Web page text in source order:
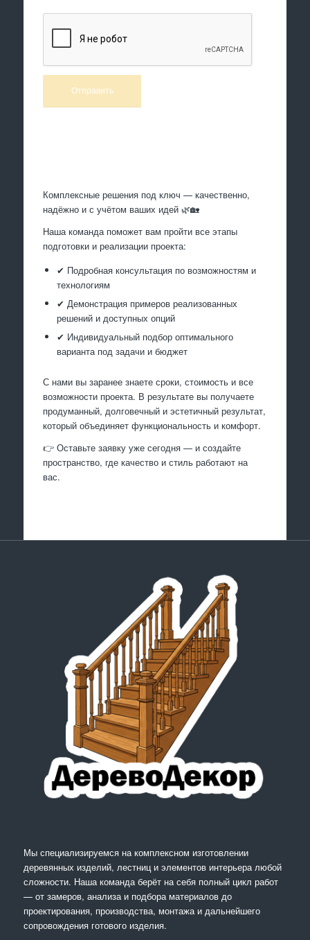
Комплексные решения под ключ — качественно,
надёжно и с учётом ваших идей 🌿🏡
Наша команда поможет вам пройти все этапы
подготовки и реализации проекта:
✔ Подробная консультация по возможностям и
технологиям
✔ Демонстрация примеров реализованных
решений и доступных опций
✔ Индивидуальный подбор оптимального
варианта под задачи и бюджет
С нами вы заранее знаете сроки, стоимость и все
возможности проекта. В результате вы получаете
продуманный, долговечный и эстетичный результат,
который объединяет функциональность и комфорт.
👉 Оставьте заявку уже сегодня — и создайте
пространство, где качество и стиль работают на
вас.
Мы специализируемся на комплексном изготовлении
деревянных изделий, лестниц и элементов интерьера любой
сложности. Наша команда берёт на себя полный цикл работ
— от замеров, анализа и подбора материалов до
проектирования, производства, монтажа и дальнейшего
сопровождения готового изделия.